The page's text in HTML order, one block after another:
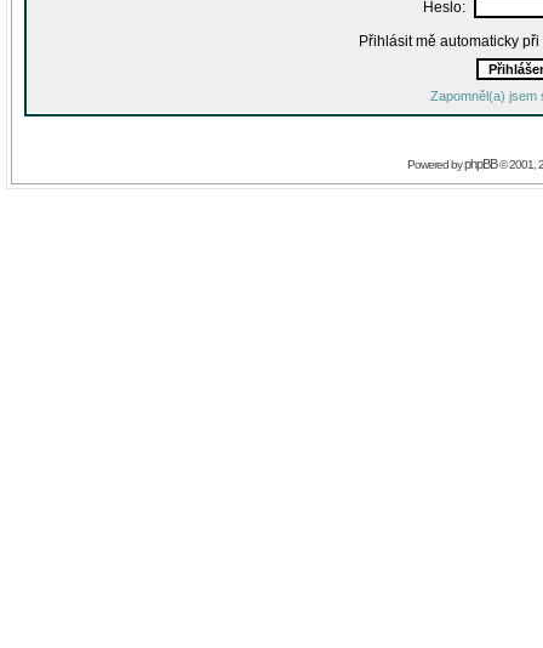
Heslo:
Přihlásit mě automaticky
Zapomněl(a) jsem
Powered byphpBB© 2001,